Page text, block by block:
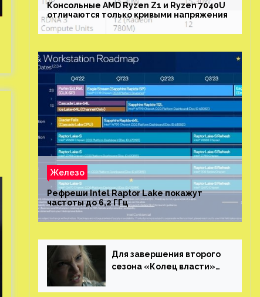
Консольные AMD Ryzen Z1 и Ryzen 7040U
отличаются только кривыми напряжения
Железо
Рефреши Intel Raptor Lake покажут
частоты до 6,2 ГГц
Для завершения второго
сезона «Колец власти»